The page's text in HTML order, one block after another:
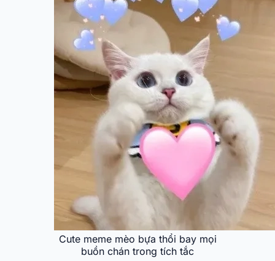
Cute meme mèo bựa thổi bay mọi
buồn chán trong tích tắc